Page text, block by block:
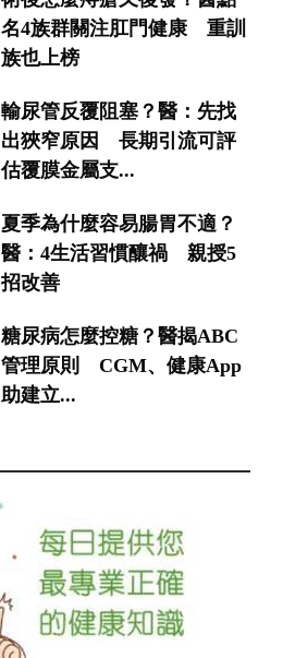
名4族群關注肛門健康 重訓
族也上榜
輸尿管反覆阻塞？醫：先找
出狹窄原因 長期引流可評
估覆膜金屬支...
夏季為什麼容易腸胃不適？
醫：4生活習慣釀禍 親授5
招改善
糖尿病怎麼控糖？醫揭ABC
管理原則 CGM、健康App
助建立...